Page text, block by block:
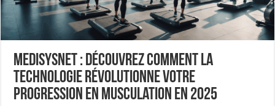
medisysnet : découvrez comment la
technologie révolutionne votre
progression en musculation en 2025